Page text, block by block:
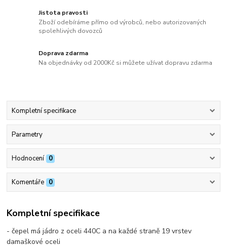
Jistota pravosti
Zboží odebíráme přímo od výrobců, nebo autorizovaných
spolehlivých dovozců
Doprava zdarma
Na objednávky od 2000Kč si můžete užívat dopravu zdarma
Kompletní specifikace
Parametry
Hodnocení 0
Komentáře 0
Kompletní specifikace
- čepel má jádro z oceli 440C a na každé straně 19 vrstev
damaškové oceli